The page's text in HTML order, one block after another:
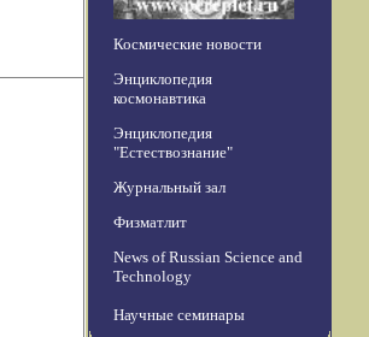
Космические новости
Энциклопедия
космонавтика
Энциклопедия
"Естествознание"
Журнальный зал
Физматлит
News of Russian Science and
Technology
Научные семинары